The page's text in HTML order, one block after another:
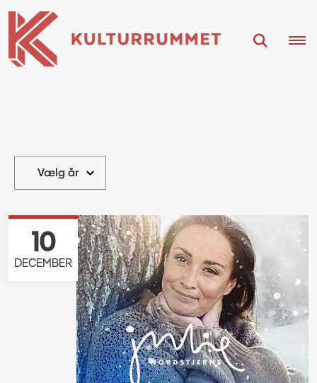
10
DECEMBER